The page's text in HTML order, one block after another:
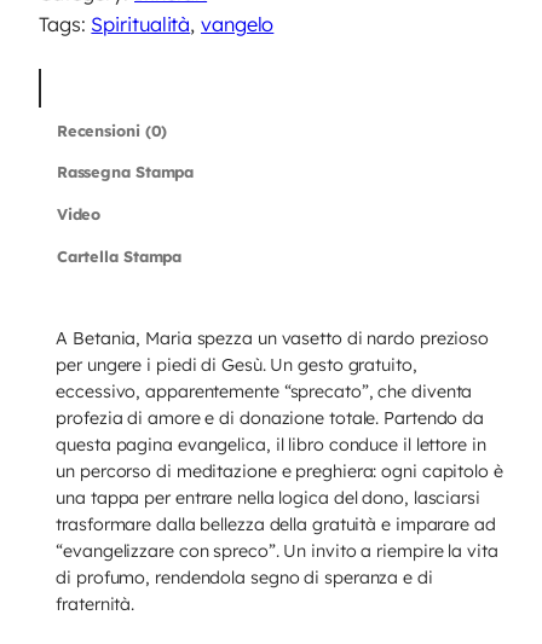
B
t
a
Tags: Spiritualità, vangelo
Recensioni (0)
Rassegna Stampa
Video
Cartella Stampa
A Betania, Maria spezza un vasetto di nardo prezioso
per ungere i piedi di Gesù. Un gesto gratuito,
eccessivo, apparentemente “sprecato”, che diventa
profezia di amore e di donazione totale. Partendo da
questa pagina evangelica, il libro conduce il lettore in
un percorso di meditazione e preghiera: ogni capitolo è
una tappa per entrare nella logica del dono, lasciarsi
trasformare dalla bellezza della gratuità e imparare ad
“evangelizzare con spreco”. Un invito a riempire la vita
di profumo, rendendola segno di speranza e di
fraternità.